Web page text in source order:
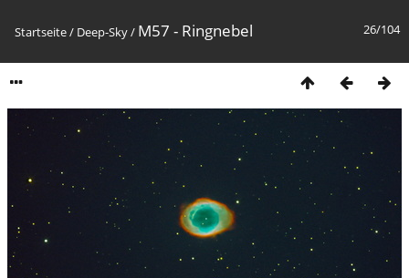
26/104
Startseite/ Deep-Sky/ M57 - Ringnebel